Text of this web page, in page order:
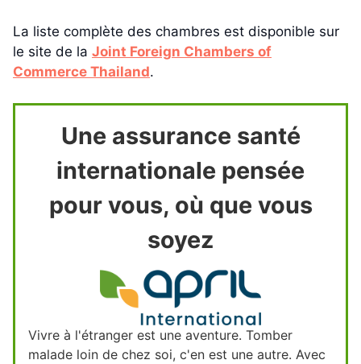
La liste complète des chambres est disponible sur
le site de la Joint Foreign Chambers of
Commerce Thailand.
Une assurance santé
internationale pensée
pour vous, où que vous
soyez
Vivre à l'étranger est une aventure. Tomber
malade loin de chez soi, c'en est une autre. Avec